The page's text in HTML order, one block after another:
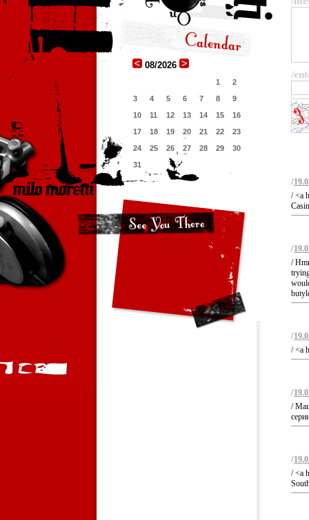
08/2026
1
2
3
4 5 6 7 8
9
10
11 12 13 14 15
16
17
18 19 20 21 22
23
24
25 26 27 28 29
30
31
/
/
/ <a
/
/
/
/ <a
/
/
/
/ <a